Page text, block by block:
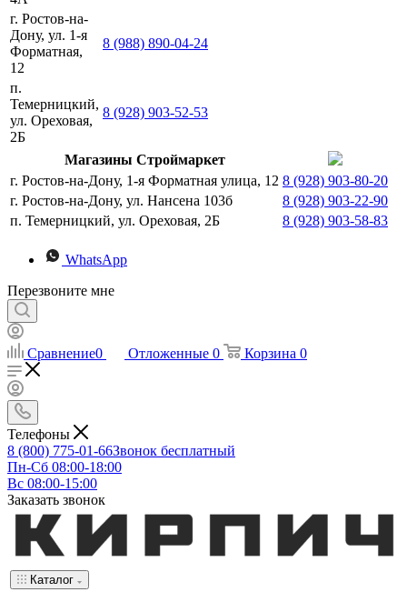
г. Ростов-на-
Дону, ул. 1-я
Форматная,
12
8 (988) 890-04-24
п.
Темерницкий,
ул. Ореховая,
2Б
8 (928) 903-52-53
Магазины Строймаркет
г. Ростов-на-Дону, 1-я Форматная улица, 12 8 (928) 903-80-20
г. Ростов-на-Дону, ул. Нансена 103б
8 (928) 903-22-90
п. Темерницкий, ул. Ореховая, 2Б
8 (928) 903-58-83
WhatsApp
Перезвоните мне
Сравнение0 Отложенные 0 Корзина 0
Телефоны
8 (800) 775-01-66Звонок бесплатный
Пн-Сб 08:00-18:00
Вс 08:00-15:00
Заказать звонок
Каталог